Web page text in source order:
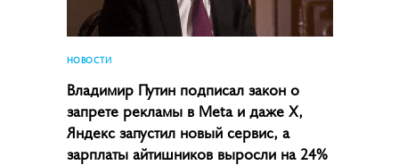
НОВОСТИ
Владимир Путин подписал закон о
запрете рекламы в Meta и даже X,
Яндекс запустил новый сервис, а
зарплаты айтишников выросли на 24%